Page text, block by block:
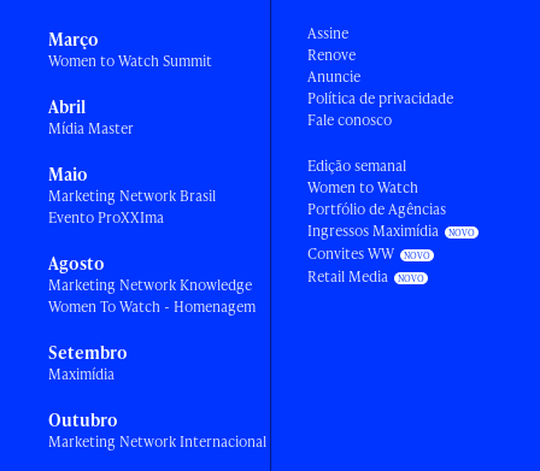
Março
Women to Watch Summit
Abril
Mídia Master
Maio
Marketing Network Brasil
Evento ProXXIma
Agosto
Marketing Network Knowledge
Women To Watch - Homenagem
Setembro
Maximídia
Outubro
Marketing Network Internacional
Assine
Renove
Anuncie
Política de privacidade
Fale conosco
Edição semanal
Women to Watch
Portfólio de Agências
Ingressos Maximídia
Convites WW
Retail Media